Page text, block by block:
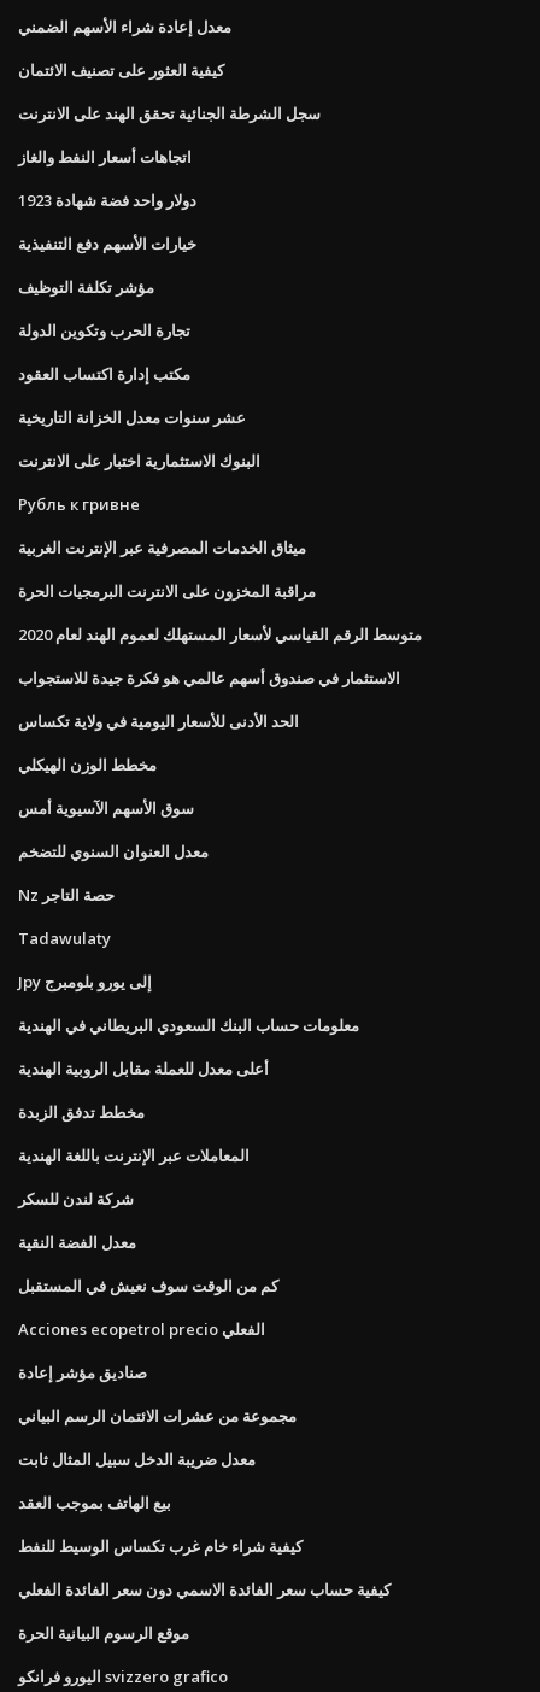
معدل إعادة شراء الأسهم الضمني
كيفية العثور على تصنيف الائتمان
سجل الشرطة الجنائية تحقق الهند على الانترنت
اتجاهات أسعار النفط والغاز
دولار واحد فضة شهادة 1923
خيارات الأسهم دفع التنفيذية
مؤشر تكلفة التوظيف
تجارة الحرب وتكوين الدولة
مكتب إدارة اكتساب العقود
عشر سنوات معدل الخزانة التاريخية
البنوك الاستثمارية اختبار على الانترنت
Рубль к гривне
ميثاق الخدمات المصرفية عبر الإنترنت الغربية
مراقبة المخزون على الانترنت البرمجيات الحرة
متوسط ​​الرقم القياسي لأسعار المستهلك لعموم الهند لعام 2020
الاستثمار في صندوق أسهم عالمي هو فكرة جيدة للاستجواب
الحد الأدنى للأسعار اليومية في ولاية تكساس
مخطط الوزن الهيكلي
سوق الأسهم الآسيوية أمس
معدل العنوان السنوي للتضخم
Nz حصة التاجر
Tadawulaty
Jpy إلى يورو بلومبرج
معلومات حساب البنك السعودي البريطاني في الهندية
أعلى معدل للعملة مقابل الروبية الهندية
مخطط تدفق الزبدة
المعاملات عبر الإنترنت باللغة الهندية
شركة لندن للسكر
معدل الفضة النقية
كم من الوقت سوف نعيش في المستقبل
Acciones ecopetrol precio الفعلي
صناديق مؤشر إعادة
مجموعة من عشرات الائتمان الرسم البياني
معدل ضريبة الدخل سبيل المثال ثابت
بيع الهاتف بموجب العقد
كيفية شراء خام غرب تكساس الوسيط للنفط
كيفية حساب سعر الفائدة الاسمي دون سعر الفائدة الفعلي
موقع الرسوم البيانية الحرة
اليورو فرانكو svizzero grafico